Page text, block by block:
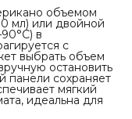
объемом
мл) или двойной
в
с
выбрать объем
остановить
панели сохраняет
мягкий
идеальна для